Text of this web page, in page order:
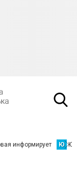
информирует Ю